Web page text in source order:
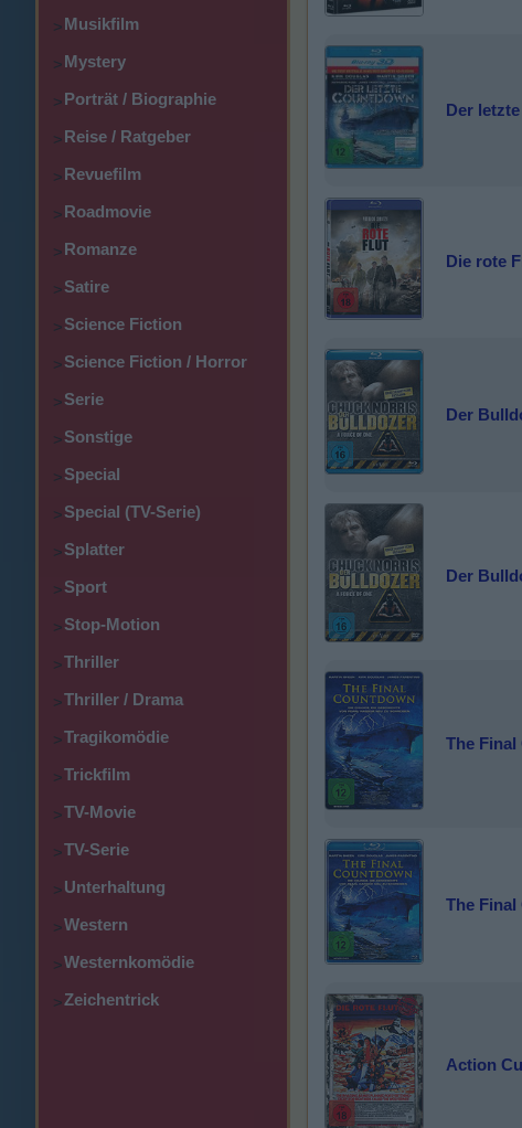
>Musikfilm
>Mystery
>Porträt / Biographie
>Reise / Ratgeber
>Revuefilm
>Roadmovie
>Romanze
>Satire
>Science Fiction
>Science Fiction / Horror
>Serie
>Sonstige
>Special
>Special (TV-Serie)
>Splatter
>Sport
>Stop-Motion
>Thriller
>Thriller / Drama
>Tragikomödie
>Trickfilm
>TV-Movie
>TV-Serie
>Unterhaltung
>Western
>Westernkomödie
>Zeichentrick
Der
Die rote
Der
Der
The
The
Action